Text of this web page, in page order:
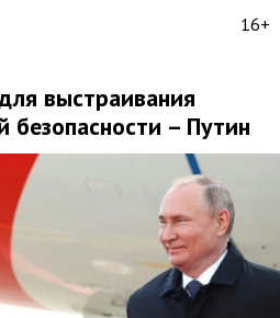
16+
выстраивания
– Путин